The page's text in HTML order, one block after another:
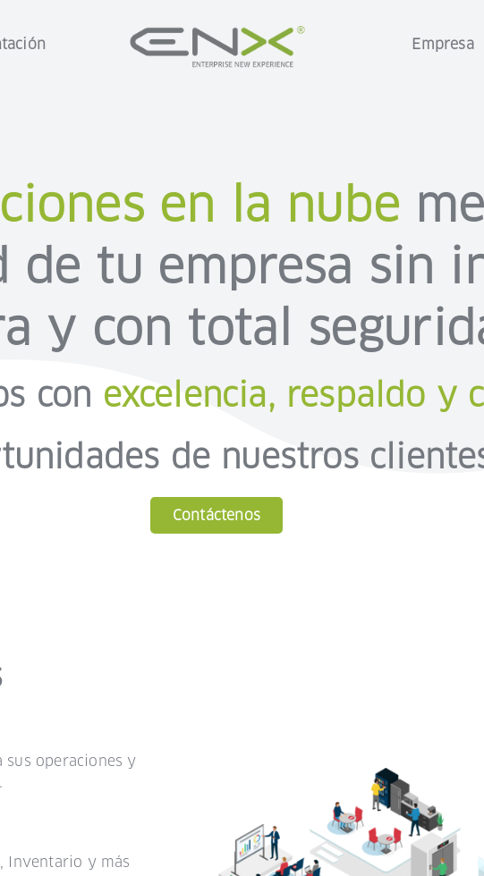
Empresa
en la nube
de tu empresa sin
y con total
con excelencia, respaldo y
de nuestros
Contáctenos
operaciones y
Inventario y más